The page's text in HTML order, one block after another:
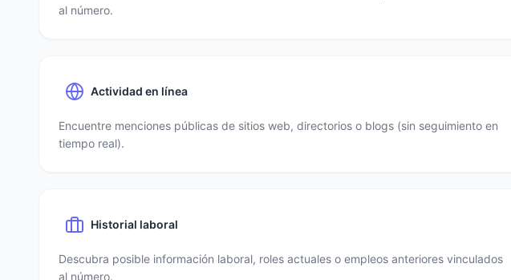
al número.
Actividad en línea
Encuentre menciones públicas de sitios web, directorios o blogs (sin seguimiento en
tiempo real).
Historial laboral
Descubra posible información laboral, roles actuales o empleos anteriores vinculados
al número.